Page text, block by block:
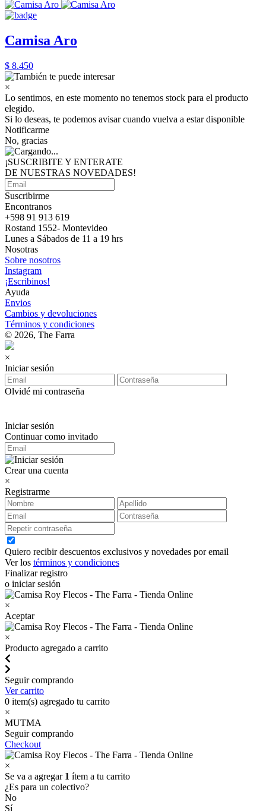
Camisa Aro
$ 8.450
×
Lo sentimos, en este momento no tenemos stock para el producto
elegido.
Si lo deseas, te podemos avisar cuando vuelva a estar disponible
Notificarme
No, gracias
¡SUSCRIBITE Y ENTERATE
DE NUESTRAS NOVEDADES!
Suscribirme
Encontranos
+598 91 913 619
Rostand 1552- Montevideo
Lunes a Sábados de 11 a 19 hrs
Nosotras
Sobre nosotros
Instagram
¡Escribinos!
Ayuda
Envios
Cambios y devoluciones
Términos y condiciones
© 2026, The Farra
×
Iniciar sesión
Olvidé mi contraseña
Iniciar sesión
Continuar como invitado
Crear una cuenta
×
Registrarme
Quiero recibir descuentos exclusivos y novedades por email
Ver los términos y condiciones
Finalizar registro
o iniciar sesión
×
Aceptar
×
Producto agregado a carrito
Seguir comprando
Ver carrito
0 item(s) agregado tu carrito
×
MUTMA
Seguir comprando
Checkout
×
Se va a agregar 1 ítem a tu carrito
¿Es para un colectivo?
No
Sí